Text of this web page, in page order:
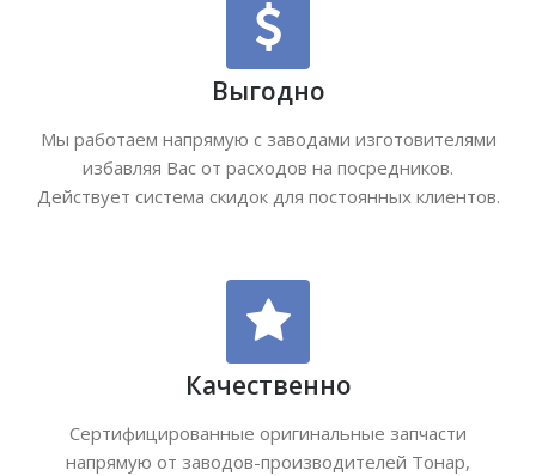
Выгодно
Мы работаем напрямую с заводами изготовителями
избавляя Вас от расходов на посредников.
Действует система скидок для постоянных клиентов.
Качественно
Сертифицированные оригинальные запчасти
напрямую от заводов-производителей Тонар,